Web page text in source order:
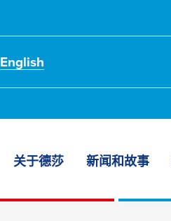
English
关于德莎 新闻和故事